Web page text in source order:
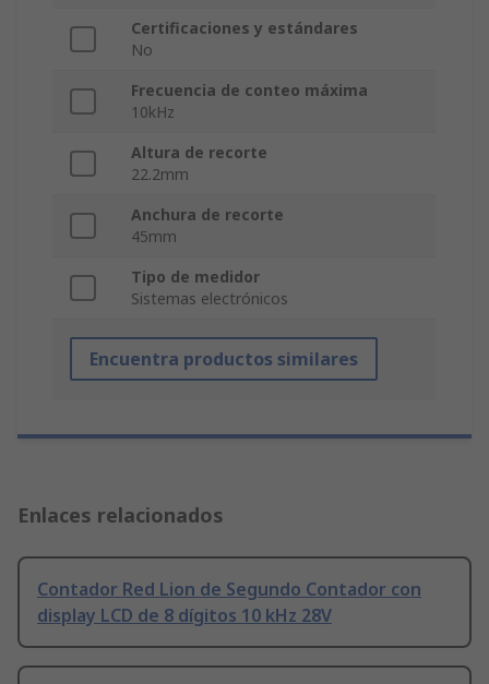
Certificaciones y estándares
No
Frecuencia de conteo máxima
10kHz
Altura de recorte
22.2mm
Anchura de recorte
45mm
Tipo de medidor
Sistemas electrónicos
Encuentra productos similares
Enlaces relacionados
Contador Red Lion de Segundo Contador con
display LCD de 8 dígitos 10 kHz 28V